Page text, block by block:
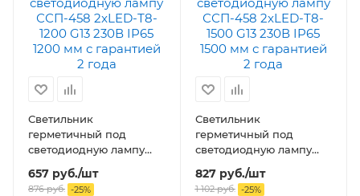
Светильник
герметичный под
светодиодную лампу
ССП-458 2xLED-Т8-1200
G13 230В IP65 1200 мм
657 руб./шт
876руб. -25%
Светильник
герметичный под
светодиодную лампу
ССП-458 2xLED-Т8-1500
G13 230В IP65 1500 мм
827руб./шт
1 102руб. -25%